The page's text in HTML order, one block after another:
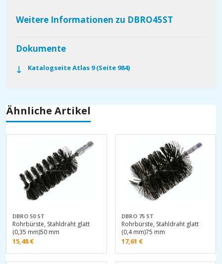
Weitere Informationen zu DBRO45ST
Dokumente
Katalogseite Atlas 9 (Seite 984)
Ähnliche Artikel
DBRO 50 ST
Rohrbürste, Stahldraht glatt
(0,35 mm)50 mm
15,48€
DBRO 75 ST
Rohrbürste, Stahldraht glatt
(0,4 mm)75 mm
17,61 €